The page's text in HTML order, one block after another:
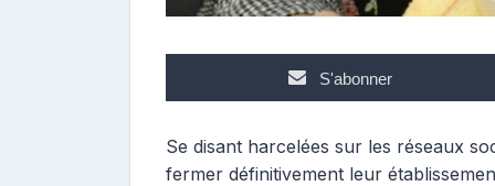
S'abonner
Se disant harcelées sur les réseaux
fermer définitivement leur